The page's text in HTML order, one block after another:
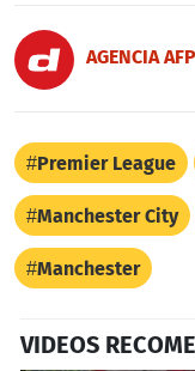
AGENCIA AFP
Premier League
Manchester City
Manchester
VIDEOS